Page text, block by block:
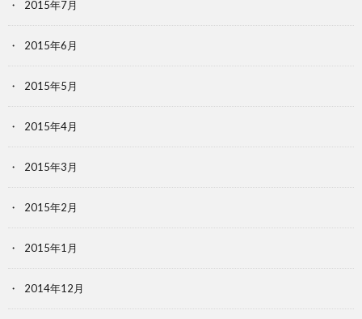
2015年7月
2015年6月
2015年5月
2015年4月
2015年3月
2015年2月
2015年1月
2014年12月